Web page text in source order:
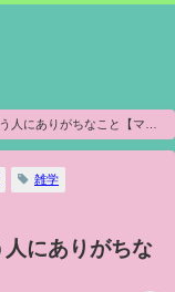
人にありがちなこと【マン
雑学
人にありがちな